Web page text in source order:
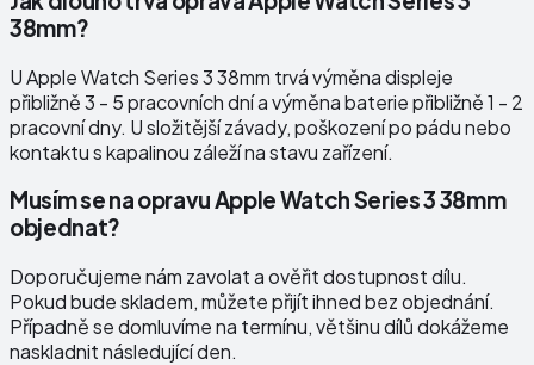
38mm?
U Apple Watch Series 3 38mm trvá výměna displeje
přibližně 3 - 5 pracovních dní a výměna baterie přibližně 1 - 2
pracovní dny. U složitější závady, poškození po pádu nebo
kontaktu s kapalinou záleží na stavu zařízení.
Musím se na opravu Apple Watch Series 3 38mm
objednat?
Doporučujeme nám zavolat a ověřit dostupnost dílu.
Pokud bude skladem, můžete přijít ihned bez objednání.
Případně se domluvíme na termínu, většinu dílů dokážeme
naskladnit následující den.